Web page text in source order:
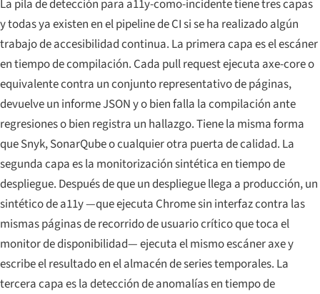
La pila de detección para a11y-como-incidente tiene tres capas
y todas ya existen en el pipeline de CI si se ha realizado algún
trabajo de accesibilidad continua. La primera capa es el escáner
en tiempo de compilación. Cada pull request ejecuta axe-core o
equivalente contra un conjunto representativo de páginas,
devuelve un informe JSON y o bien falla la compilación ante
regresiones o bien registra un hallazgo. Tiene la misma forma
que Snyk, SonarQube o cualquier otra puerta de calidad. La
segunda capa es la monitorización sintética en tiempo de
despliegue. Después de que un despliegue llega a producción, un
sintético de a11y —que ejecuta Chrome sin interfaz contra las
mismas páginas de recorrido de usuario crítico que toca el
monitor de disponibilidad— ejecuta el mismo escáner axe y
escribe el resultado en el almacén de series temporales. La
tercera capa es la detección de anomalías en tiempo de